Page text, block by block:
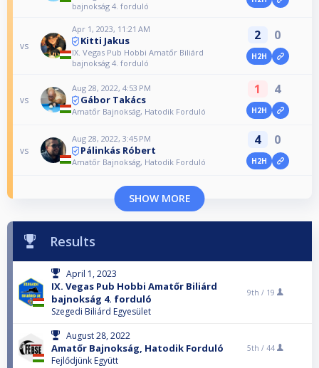
bajnokság 4. forduló
vs
Apr 1, 2023, 11:21 AM
Kitti Jakus
IX. Vegas Pub Hobbi Amatőr Biliárd
bajnokság 4. forduló
2 0
H2H
vs
Aug 28, 2022, 4:53 PM
Gábor Takács
Amatőr Bajnokság, Hatodik Forduló
1 4
H2H
vs
Aug 28, 2022, 3:45 PM
Pálinkás Róbert
Amatőr Bajnokság, Hatodik Forduló
4 0
H2H
SHOW MORE
Results
April 1, 2023
IX. Vegas Pub Hobbi Amatőr Biliárd
bajnokság 4. forduló
Szegedi Biliárd Egyesület
9th / 19
August 28, 2022
Amatőr Bajnokság, Hatodik Forduló
Fejlődjünk Együtt
5th / 44